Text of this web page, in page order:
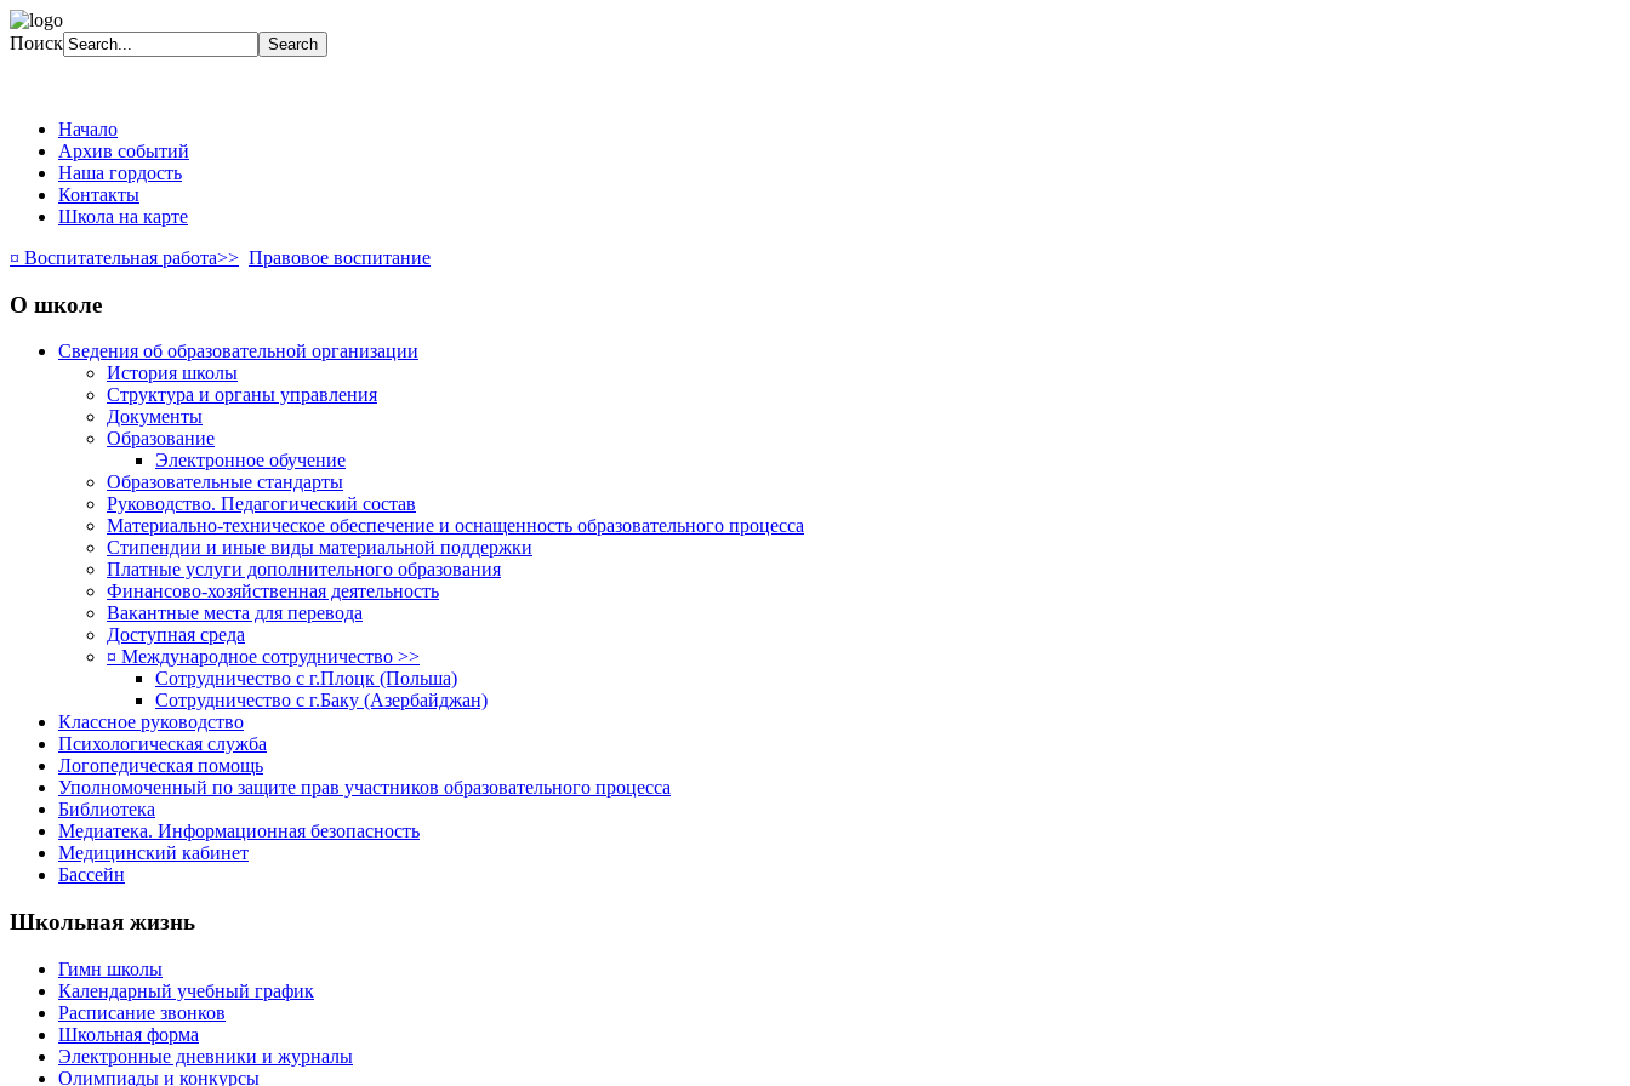
Поиск
Начало
Архив событий
Наша гордость
Контакты
Школа на карте
¤ Воспитательная работа>> Правовое воспитание
О школе
Сведения об образовательной организации
История школы
Структура и органы управления
Документы
Образование
Электронное обучение
Образовательные стандарты
Руководство. Педагогический состав
Материально-техническое обеспечение и оснащенность образовательного процесса
Стипендии и иные виды материальной поддержки
Платные услуги дополнительного образования
Финансово-хозяйственная деятельность
Вакантные места для перевода
Доступная среда
¤ Международное сотрудничество >>
Сотрудничество с г.Плоцк (Польша)
Сотрудничество с г.Баку (Азербайджан)
Классное руководство
Психологическая служба
Логопедическая помощь
Уполномоченный по защите прав участников образовательного процесса
Библиотека
Медиатека. Информационная безопасность
Медицинский кабинет
Бассейн
Школьная жизнь
Гимн школы
Календарный учебный график
Расписание звонков
Школьная форма
Электронные дневники и журналы
Олимпиады и конкурсы